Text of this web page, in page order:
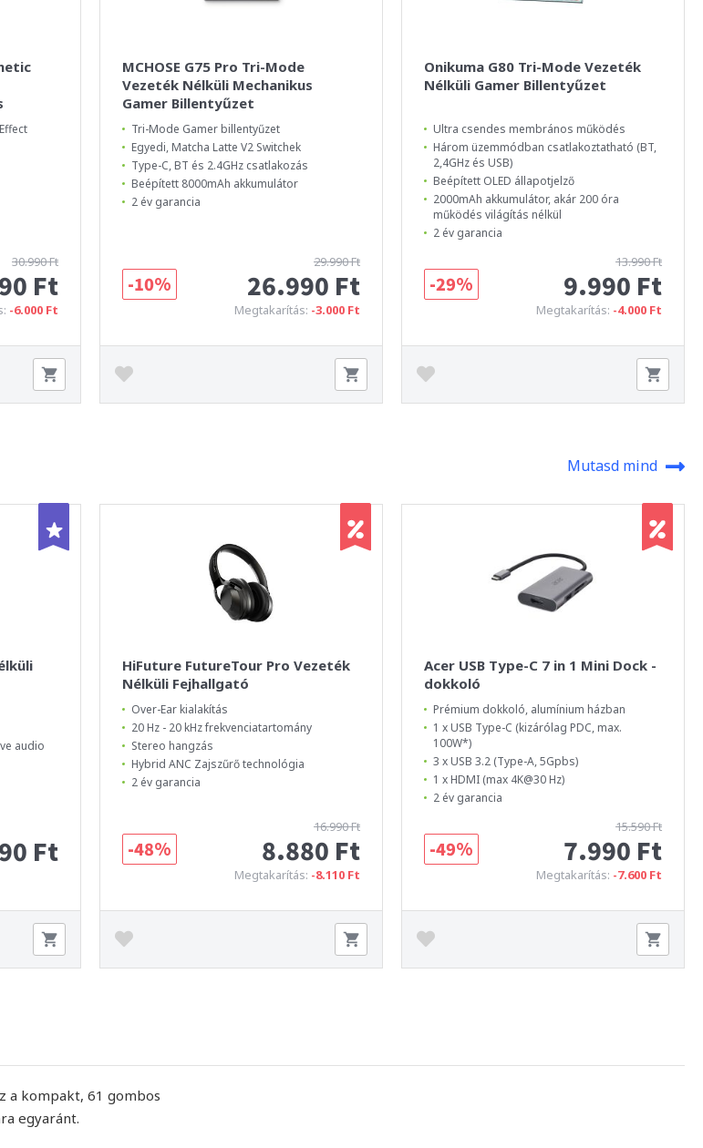
30.990 Ft
Ft
-6.000 Ft
MCHOSE G75 Pro Tri-Mode
Vezeték Nélküli Mechanikus
Gamer Billentyűzet
Tri-Mode Gamer billentyűzet
Egyedi, Matcha Latte V2 Switchek
Type-C, BT és 2.4GHz csatlakozás
Beépített 8000mAh akkumulátor
2 év garancia
29.990 Ft
26.990 Ft
Megtakarítás: -3.000 Ft
-10%
Onikuma G80 Tri-Mode Vezeték
Nélküli Gamer Billentyűzet
Ultra csendes membrános működés
Három üzemmódban csatlakoztatható (BT,
2,4GHz és USB)
Beépített OLED állapotjelző
2000mAh akkumulátor, akár 200 óra
működés világítás nélkül
2 év garancia
13.990 Ft
9.990 Ft
Megtakarítás: -4.000 Ft
-29%
Mutasd mind
audio
Ft
HiFuture FutureTour Pro Vezeték
Nélküli Fejhallgató
Over-Ear kialakítás
20 Hz - 20 kHz frekvenciatartomány
Stereo hangzás
Hybrid ANC Zajszűrő technológia
2 év garancia
16.990 Ft
8.880 Ft
Megtakarítás: -8.110 Ft
-48%
Acer USB Type-C 7 in 1 Mini Dock -
dokkoló
Prémium dokkoló, alumínium házban
1 x USB Type-C (kizárólag PDC, max.
100W*)
3 x USB 3.2 (Type-A, 5Gpbs)
1 x HDMI (max 4K@30 Hz)
2 év garancia
15.590 Ft
7.990 Ft
Megtakarítás: -7.600 Ft
-49%
a kompakt, 61 gombos
egyaránt.